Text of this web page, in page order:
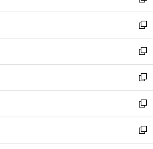
ウ
で
開
く
ン
ド
ウ
で
開
く
ウ
ィ
ン
ド
ウ
で
開
く
し
い
ウ
ィ
ン
ド
ウ
で
開
く
新
し
い
ウ
ィ
ン
ド
ウ
で
開
新
し
い
ウ
ィ
ン
ド
ウ
新
し
い
ウ
ィ
ン
新
し
い
ウ
新
し